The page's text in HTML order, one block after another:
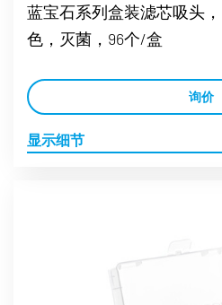
蓝宝石系列盒装滤芯吸头
色，灭菌，96个/盒
询价
显示细节